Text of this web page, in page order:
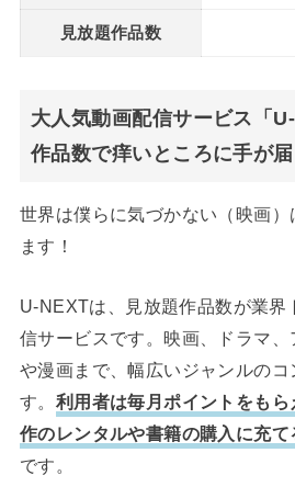
見放題作品数
大人気動画配信サービス「
作品数で痒いところに手が届
世界は僕らに気づかない（映画
ます！
U-NEXTは、見放題作品数が業界
信サービスです。映画、ドラマ
や漫画まで、幅広いジャンルのコ
す。 利用者は毎月ポイントをも
作のレンタルや書籍の購入に充て
です。